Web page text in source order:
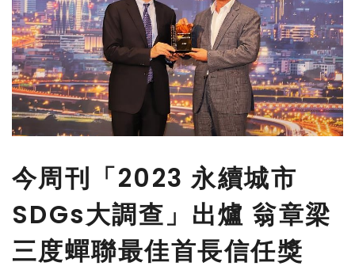
登入
刊登
今周刊「2023 永續城市
SDGs大調查」出爐 翁章梁
三度蟬聯最佳首長信任獎